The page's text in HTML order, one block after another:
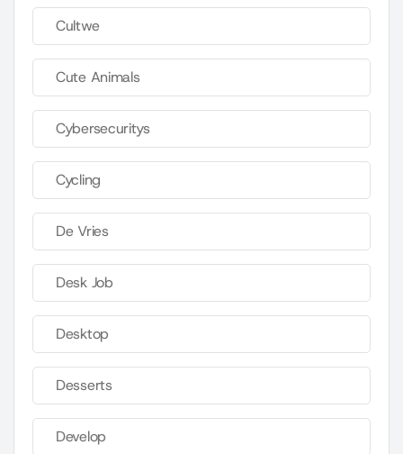
Cultwe
Cute Animals
Cybersecuritys
Cycling
De Vries
Desk Job
Desktop
Desserts
Develop